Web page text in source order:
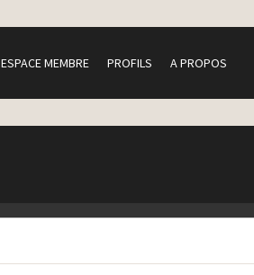
ESPACE MEMBRE PROFILS A PROPOS